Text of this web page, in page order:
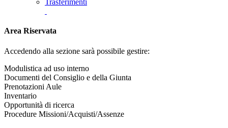
Trasferimenti
Area Riservata
Accedendo alla sezione sarà possibile gestire:
Modulistica ad uso interno
Documenti del Consiglio e della Giunta
Prenotazioni Aule
Inventario
Opportunità di ricerca
Procedure Missioni/Acquisti/Assenze